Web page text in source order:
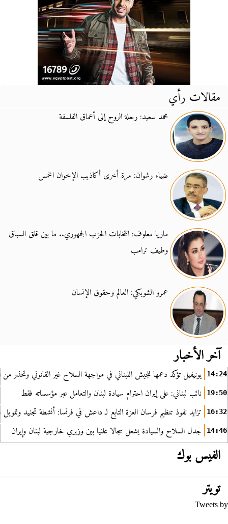
مقالات رأي
محمد سعيد: رحلة الروح إلى أعماق الفلسفة
ضياء رشوان: مرة أخرى أكاذيب الإخوان الخمس
ماريا معلوف: انتخابات الحزب الجمهوري.. ما بين قلق السباق
وطيف ترامب
عمرو الشوبكي: العالم وحقوق الإنسان
آخر الأخبار
14:24 يونيفيل تؤكد دعمها للجيش اللبناني في مواجهة السلاح غير القانوني وتحذر من
19:50 نائب لبناني: على إيران احترام سيادة لبنان والتعامل عبر مؤسساته فقط
16:32 تزايد نفوذ تنظيم فرسان العزة التابع لـ داعش في فرنسا: أنشطة تجنيد
14:46 جدل السلاح والسيادة يشعل سجالا علنيا بين وزيري خارجية لبنان وإيران
الفيس بوك
تويتر
Tweets by